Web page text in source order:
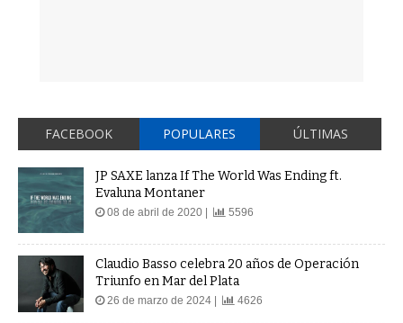
FACEBOOK POPULARES ÚLTIMAS
JP SAXE lanza If The World Was Ending ft.
Evaluna Montaner
08 de abril de 2020 | 5596
Claudio Basso celebra 20 años de Operación
Triunfo en Mar del Plata
26 de marzo de 2024 | 4626